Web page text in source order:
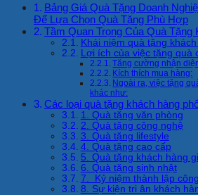
Bảng Giá Quà Tặng Doanh
Để Lựa Chọn Quà Tặng Phù Hợp
Tầm Quan Trọng Của Quà Tặng
Khái niệm quà tặng
Lợi ích của việc tặng quà
Tăng cường nhận
Kích thích mua hàng:
Ngoài ra, việc tặng
khác như:
Các loại quà tặng khách hàng
1. Quà tặng văn phòng
2. Quà tặng công nghệ
3. Quà tặng lifestyle
4. Quà tặng cao cấp
5. Quà tặng khách hàng
6. Quà tặng sinh nhật
7. Kỷ niệm thành lập
8. Sự kiện tri ân khách